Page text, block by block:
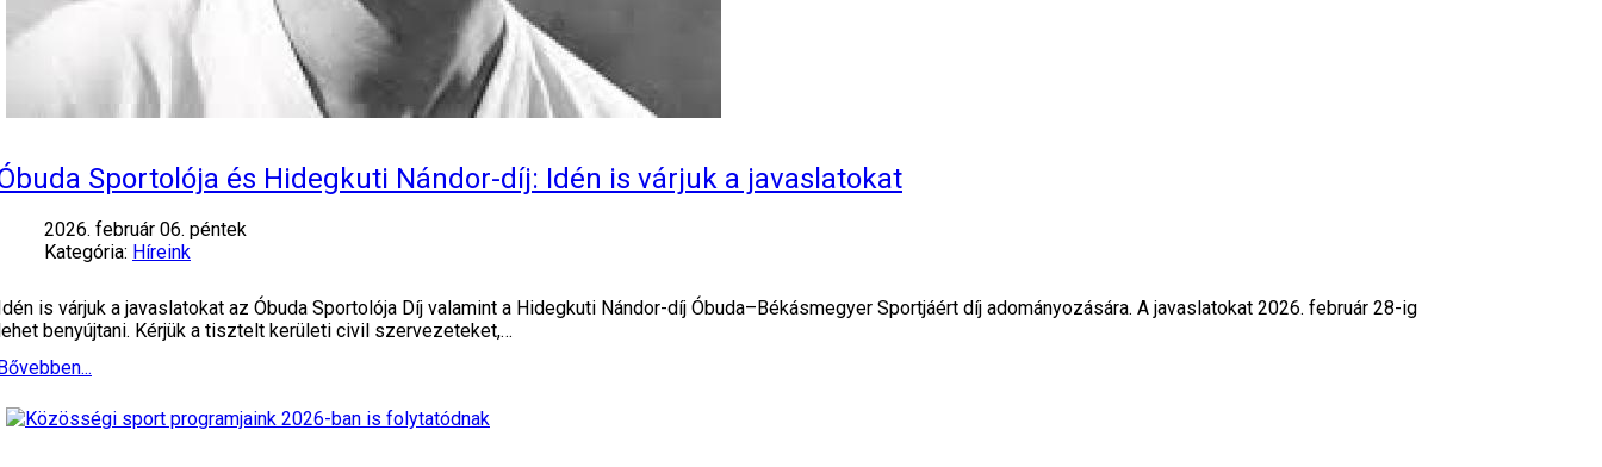
Sportolója és Hidegkuti Nándor-díj: Idén is várjuk a javaslatokat
2026. február 06. péntek
Kategória: Híreink
is várjuk a javaslatokat az Óbuda Sportolója Díj valamint a Hidegkuti Nándor-díj Óbuda–Békásmegyer Sportjáért díj adományozására. A javaslatokat 2026. február 28-ig
benyújtani. Kérjük a tisztelt kerületi civil szervezeteket,…